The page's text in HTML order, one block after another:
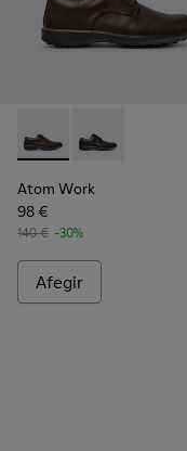
Atom Work - 18637-
Atom Work -
Atom Work
98 €
140 € -30%
Afegir